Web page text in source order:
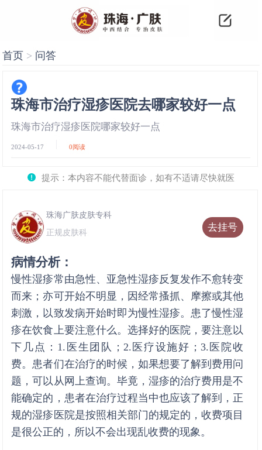
首页 > 问答
珠海市治疗湿疹医院去哪家较好一点
珠海市治疗湿疹医院哪家较好一点
2024-05-17 0阅读
提示：本内容不能代替面诊，如有不适请尽快就医
去挂号
珠海广肤皮肤专科
正规皮肤科
病情分析：
慢性湿疹常由急性、亚急性湿疹反复发作不愈转变
而来；亦可开始不明显，因经常搔抓、摩擦或其他
刺激，以致发病开始时即为慢性湿疹。患了慢性湿
疹在饮食上要注意什么。选择好的医院，要注意以
下几点：1.医生团队；2.医疗设施好；3.医院收
费。患者们在治疗的时候，如果想要了解到费用问
题，可以从网上查询。毕竟，湿疹的治疗费用是不
能确定的，患者在治疗过程当中也应该了解到，正
规的湿疹医院是按照相关部门的规定的，收费项目
是很公正的，所以不会出现乱收费的现象。